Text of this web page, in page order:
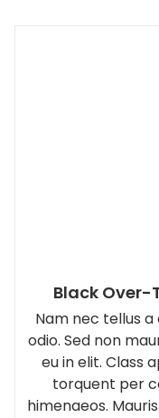
Black
Nam nec tellus
odio. Sed non
eu in elit. Class
torquent per
himenaeos.